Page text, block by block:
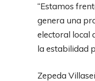
“Estamos
genera una
electoral local
la estabilidad
Zepeda